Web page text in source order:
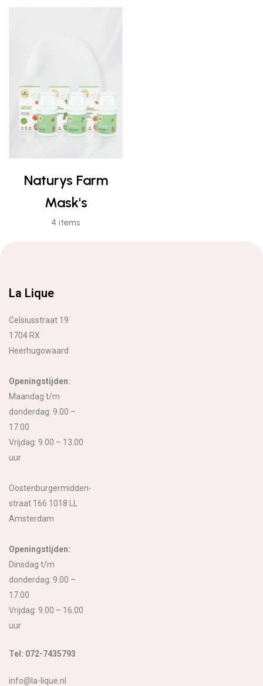
Naturys Farm
Mask's
4 items
La Lique
Celsiusstraat 19
1704 RX
Heerhugowaard
Openingstijden:
Maandag t/m
donderdag: 9.00 –
17.00
Vrijdag: 9.00 – 13.00
uur
Oostenburgermidden-
straat 166 1018 LL
Amsterdam
Openingstijden:
Dinsdag t/m
donderdag: 9.00 –
17.00
Vrijdag: 9.00 – 16.00
uur
Tel: 072-7435793
info@la-lique.nl